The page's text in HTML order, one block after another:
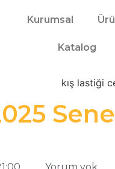
Kurumsal
Katalog
Yorum yok